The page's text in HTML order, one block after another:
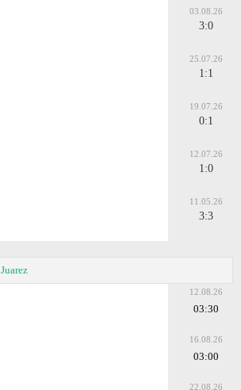
03.08.26
3:0
25.07.26
1:1
19.07.26
0:1
12.07.26
1:0
11.05.26
3:3
Juаrez
12.08.26
03:30
16.08.26
03:00
22.08.26